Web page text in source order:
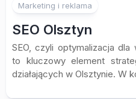
Marketing i reklama
SEO Olsztyn
SEO, czyli optymalizacja
to kluczowy element
działających w Olsztynie. W